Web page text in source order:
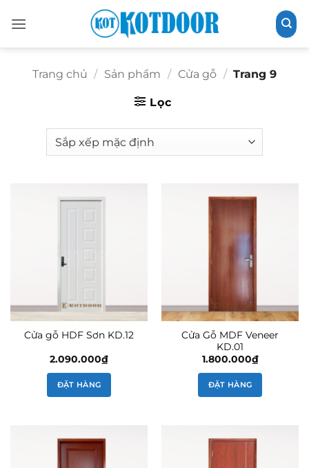
qua
Trang chủ / Sản phẩm / Cửa gỗ / Trang 9
Lọc
Cửa gỗ HDF Sơn KD.12
2.090.000₫
ĐẶT HÀNG
Cửa Gỗ MDF Veneer
KD.01
1.800.000₫
ĐẶT HÀNG